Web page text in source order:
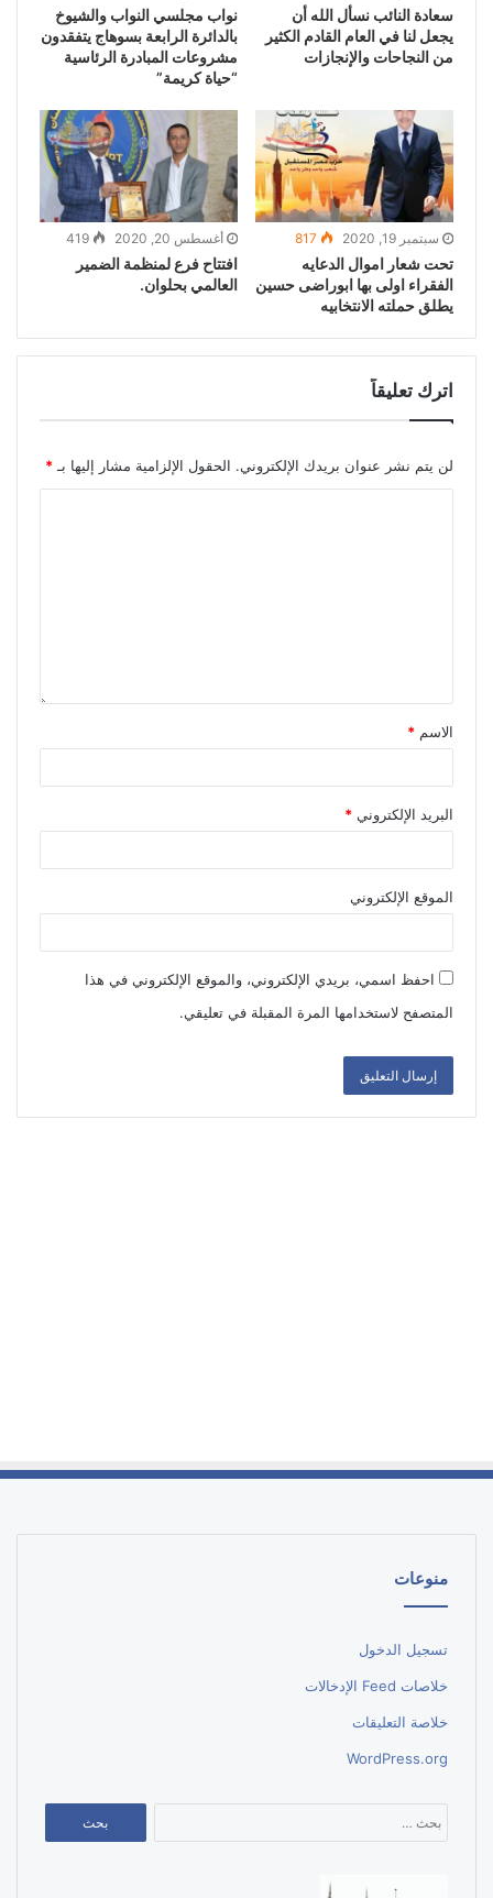
سعادة النائب نسأل الله أن
يجعل لنا في العام القادم الكثير
من النجاحات والإنجازات
نواب مجلسي النواب والشيوخ
بالدائرة الرابعة بسوهاج يتفقدون
مشروعات المبادرة الرئاسية
“حياة كريمة”
سبتمبر 19, 2020 817
تحت شعار اموال الدعايه
الفقراء اولى بها ابوراضى حسين
يطلق حملته الانتخابيه
أغسطس 20, 2020 419
افتتاح فرع لمنظمة الضمير
العالمي بحلوان.
اترك تعليقاً
لن يتم نشر عنوان بريدك الإلكتروني. الحقول الإلزامية مشار إليها بـ *
الاسم *
البريد الإلكتروني *
الموقع الإلكتروني
احفظ اسمي، بريدي الإلكتروني، والموقع الإلكتروني في هذا
المتصفح لاستخدامها المرة المقبلة في تعليقي.
منوعات
تسجيل الدخول
خلاصات Feed الإدخالات
خلاصة التعليقات
WordPress.org
عن: